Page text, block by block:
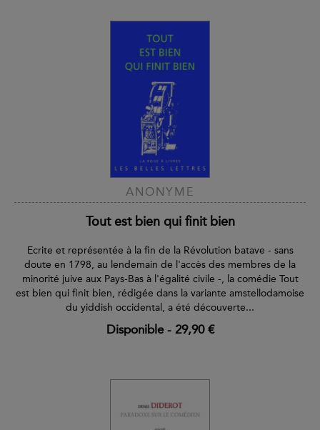
ANONYME
Tout est bien qui finit bien
Ecrite et représentée à la fin de la Révolution batave - sans
doute en 1798, au lendemain de l'accès des membres de la
minorité juive aux Pays-Bas à l'égalité civile -, la comédie Tout
est bien qui finit bien, rédigée dans la variante amstellodamoise
du yiddish occidental, a été découverte...
Disponible- 29,90 €